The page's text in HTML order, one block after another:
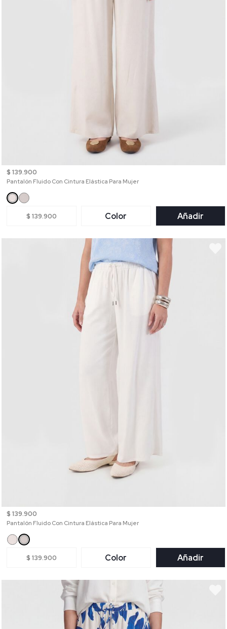
$ 139.900
Pantalón Fluido Con Cintura Elástica Para Mujer
$ 139.900 Color Añadir
$ 139.900
Pantalón Fluido Con Cintura Elástica Para Mujer
$ 139.900 Color Añadir